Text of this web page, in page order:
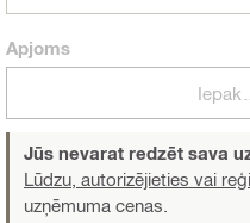
Apjoms
Jūs nevarat redzēt sava
Lūdzu, autorizējieties vai
uzņēmuma cenas.